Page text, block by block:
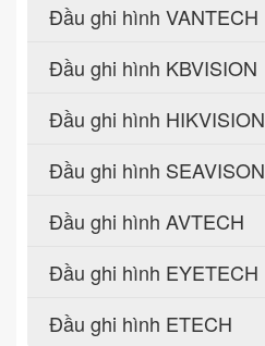
Đầu ghi hình VANTECH
Đầu ghi hình KBVISION
Đầu ghi hình HIKVISION
Đầu ghi hình SEAVISON
Đầu ghi hình AVTECH
Đầu ghi hình EYETECH
Đầu ghi hình ETECH